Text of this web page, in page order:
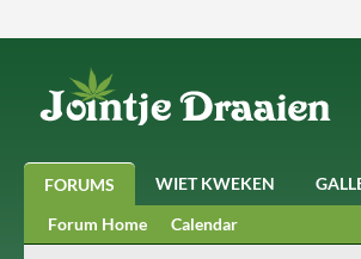
FORUMS WIET KWEKEN
Forum Home
Calendar